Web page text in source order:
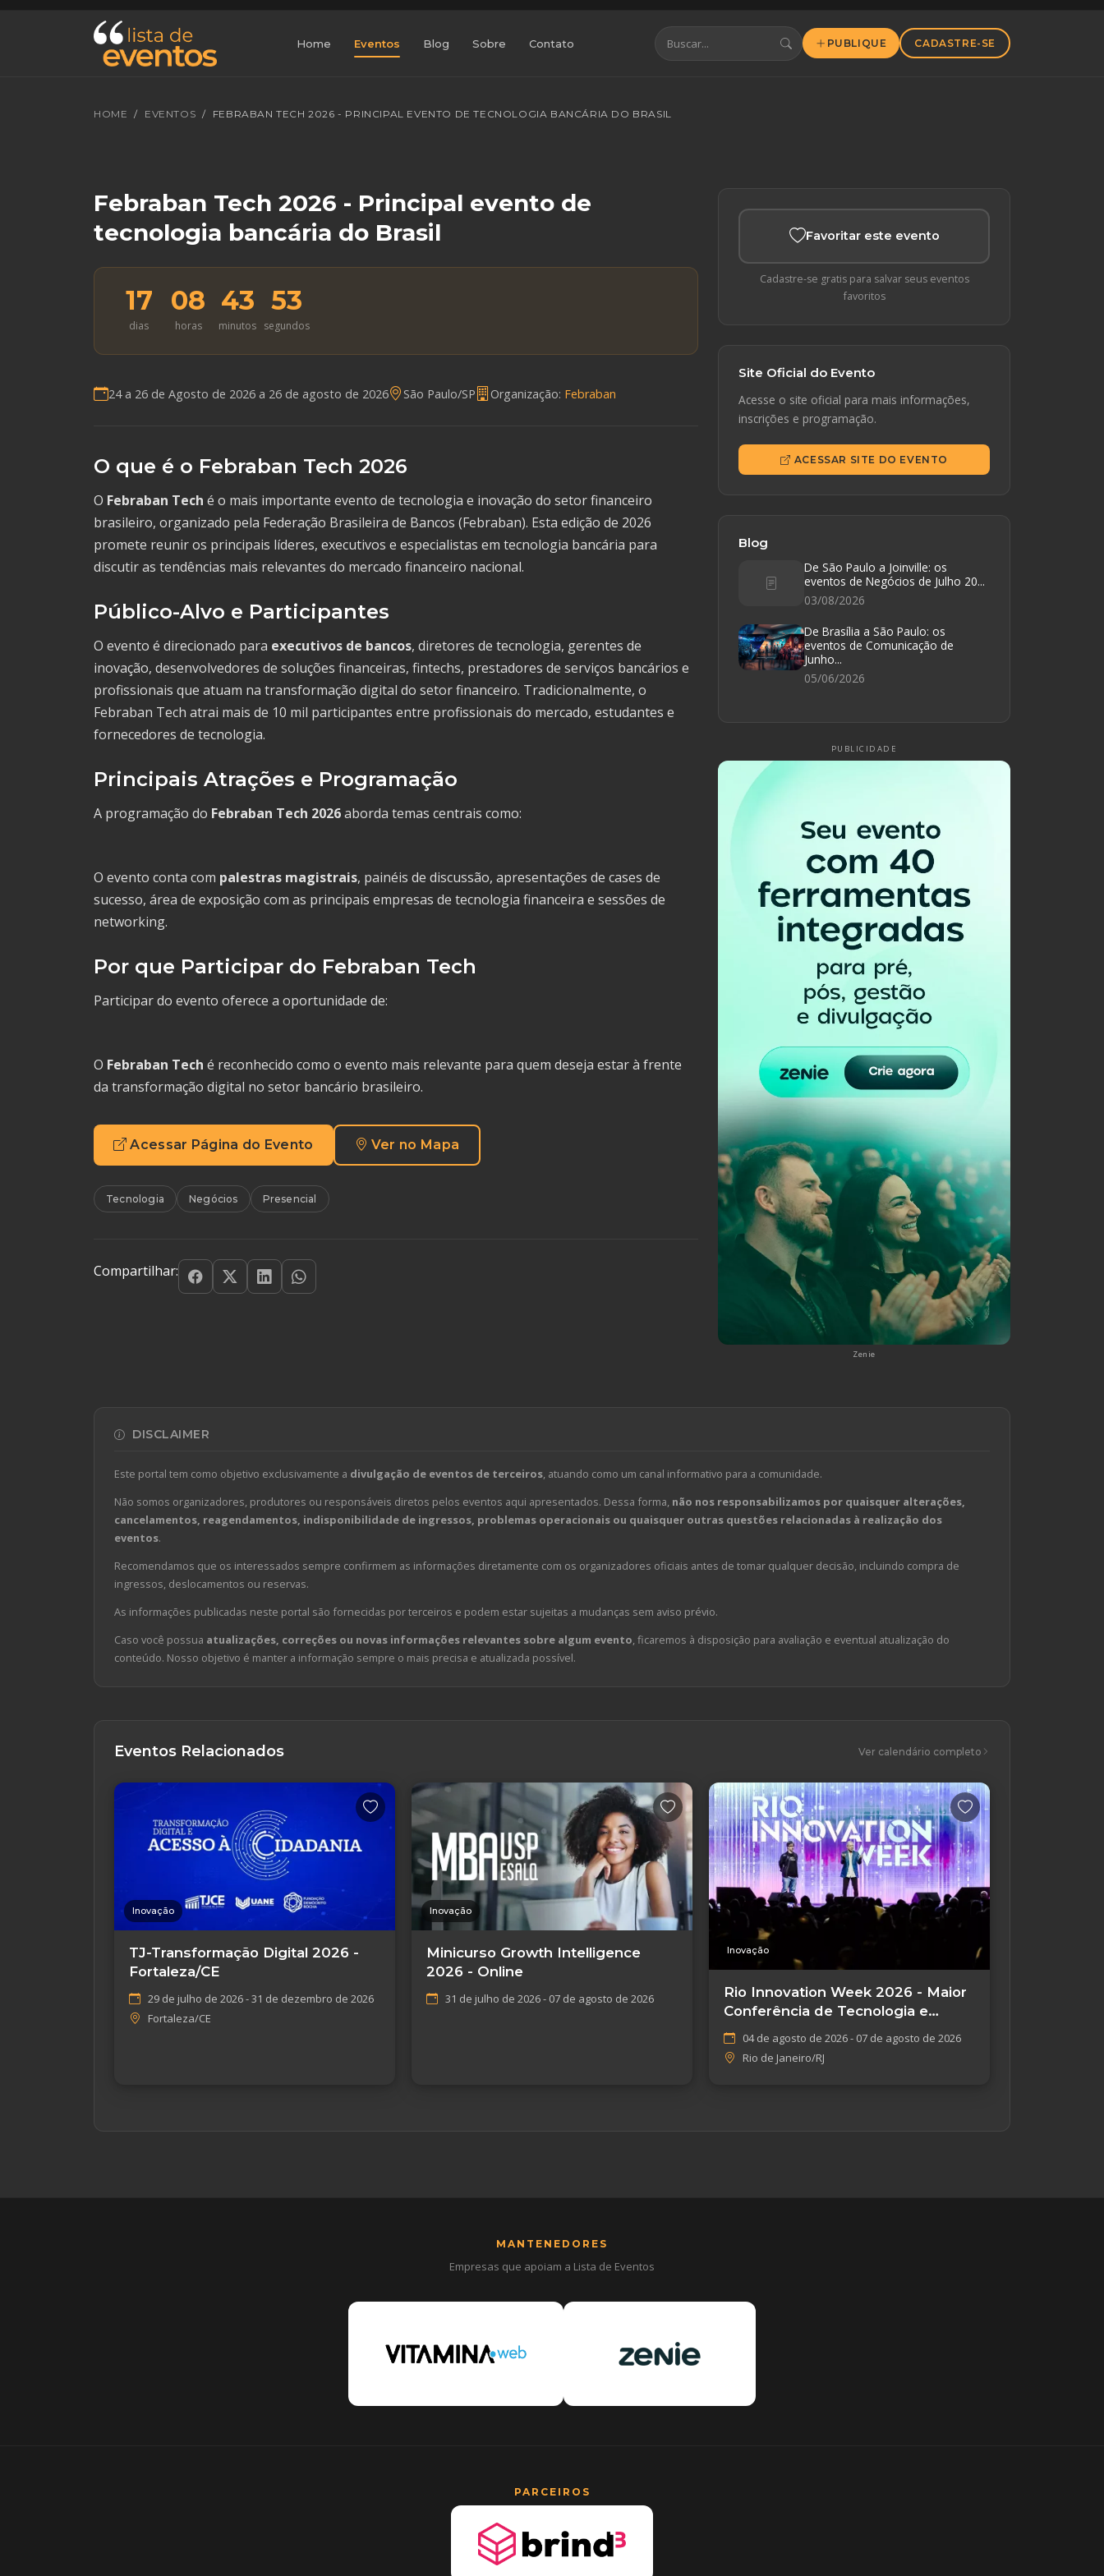
Home Eventos Blog Sobre Contato PUBLIQUE CADASTRE-SE
HOME EVENTOS FEBRABAN TECH 2026 - PRINCIPAL EVENTO DE TECNOLOGIA BANCÁRIA DO BRASIL
Febraban Tech 2026 - Principal evento de
tecnologia bancária do Brasil
17
dias
08
horas
43
minutos
53
segundos
24 a 26 de Agosto de 2026 a 26 de agosto de 2026 São Paulo/SP Organização: Febraban
O que é o Febraban Tech 2026
O Febraban Tech é o mais importante evento de tecnologia e inovação do setor financeiro
brasileiro, organizado pela Federação Brasileira de Bancos (Febraban). Esta edição de 2026
promete reunir os principais líderes, executivos e especialistas em tecnologia bancária para
discutir as tendências mais relevantes do mercado financeiro nacional.
Público-Alvo e Participantes
O evento é direcionado para executivos de bancos, diretores de tecnologia, gerentes de
inovação, desenvolvedores de soluções financeiras, fintechs, prestadores de serviços bancários e
profissionais que atuam na transformação digital do setor financeiro. Tradicionalmente, o
Febraban Tech atrai mais de 10 mil participantes entre profissionais do mercado, estudantes e
fornecedores de tecnologia.
Principais Atrações e Programação
A programação do Febraban Tech 2026aborda temas centrais como:
O evento conta com palestras magistrais, painéis de discussão, apresentações de cases de
sucesso, área de exposição com as principais empresas de tecnologia financeira e sessões de
networking.
Por que Participar do Febraban Tech
Participar do evento oferece a oportunidade de:
O Febraban Tech é reconhecido como o evento mais relevante para quem deseja estar à frente
da transformação digital no setor bancário brasileiro.
Acessar Página do Evento Ver no Mapa
Tecnologia Negócios Presencial
Compartilhar:
Favoritar este evento
Cadastre-se gratis para salvar seus eventos
favoritos
Site Oficial do Evento
Acesse o site oficial para mais informações,
inscrições e programação.
ACESSAR SITE DO EVENTO
Blog
De São Paulo a Joinville: os
eventos de Negócios de Julho 20...
03/08/2026
De Brasília a São Paulo: os
eventos de Comunicação de
Junho...
05/06/2026
PUBLICIDADE
Zenie
DISCLAIMER
Este portal tem como objetivo exclusivamente a divulgação de eventos de terceiros, atuando como um canal informativo para a comunidade.
Não somos organizadores, produtores ou responsáveis diretos pelos eventos aqui apresentados. Dessa forma, não nos responsabilizamos por quaisquer alterações,
cancelamentos, reagendamentos, indisponibilidade de ingressos, problemas operacionais ou quaisquer outras questões relacionadas à realização dos
eventos.
Recomendamos que os interessados sempre confirmem as informações diretamente com os organizadores oficiais antes de tomar qualquer decisão, incluindo compra de
ingressos, deslocamentos ou reservas.
As informações publicadas neste portal são fornecidas por terceiros e podem estar sujeitas a mudanças sem aviso prévio.
Caso você possua atualizações, correções ou novas informações relevantes sobre algum evento, ficaremos à disposição para avaliação e eventual atualização do
conteúdo. Nosso objetivo é manter a informação sempre o mais precisa e atualizada possível.
Eventos Relacionados Ver calendário completo
Inovação
TJ-Transformação Digital 2026 -
Fortaleza/CE
29 de julho de 2026 - 31 de dezembro de 2026
Fortaleza/CE
Inovação
Minicurso Growth Intelligence
2026 - Online
31 de julho de 2026 - 07 de agosto de 2026
Inovação
Rio Innovation Week 2026 - Maior
Conferência de Tecnologia e
Inovação
04 de agosto de 2026 - 07 de agosto de 2026
Rio de Janeiro/RJ
MANTENEDORES
Empresas que apoiam a Lista de Eventos
PARCEIROS